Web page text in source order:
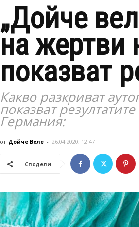
„Дойче
на жертви
показват
Какво разкриват
показват
Германия:
от Дойче Веле - 26.04.2020, 12:47
Сподели